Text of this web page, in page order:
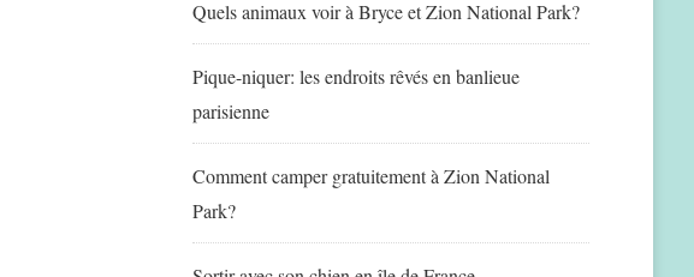
Quels animaux voir à Bryce et Zion National Park?
Pique-niquer: les endroits rêvés en banlieue
parisienne
Comment camper gratuitement à Zion National
Park?